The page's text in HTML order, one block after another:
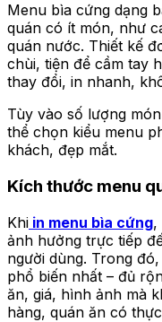
Menu bìa cứng dạng
quán có ít món, như
quán nước. Thiết kế
chùi, tiện để cầm tay
thay đổi, in nhanh,
Tùy vào số lượng
thể chọn kiểu menu
khách, đẹp mắt.
Kích thước menu
Khi in menu bìa cứng,
ảnh hưởng trực tiếp
người dùng. Trong
phổ biến nhất – đủ
ăn, giá, hình ảnh mà
hàng, quán ăn có